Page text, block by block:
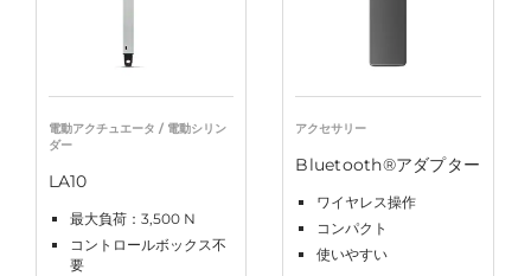
電動アクチュエータ / 電動シリン
ダー
LA10
最大負荷：3,500 N
コントロールボックス不
要
アクセサリー
Bluetooth®アダプター
ワイヤレス操作
コンパクト
使いやすい